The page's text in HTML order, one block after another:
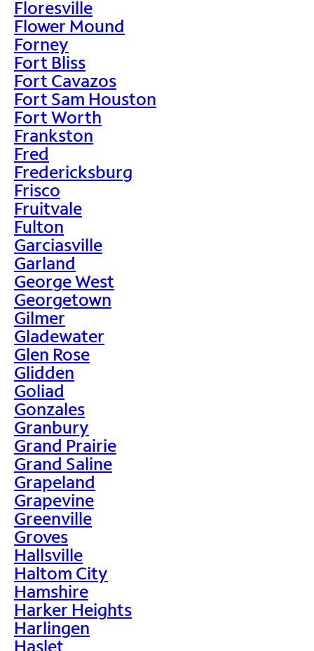
Floresville
Flower Mound
Forney
Fort Bliss
Fort Cavazos
Fort Sam Houston
Fort Worth
Frankston
Fred
Fredericksburg
Frisco
Fruitvale
Fulton
Garciasville
Garland
George West
Georgetown
Gilmer
Gladewater
Glen Rose
Glidden
Goliad
Gonzales
Granbury
Grand Prairie
Grand Saline
Grapeland
Grapevine
Greenville
Groves
Hallsville
Haltom City
Hamshire
Harker Heights
Harlingen
Haslet